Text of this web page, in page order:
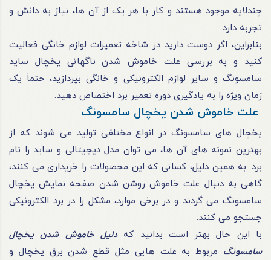
چندلایه موجود هستند و کار با هر یک از آن‌ ها، نیاز به دانش و
تجربه دارد.
بنابراین، اگر دوست دارید در شاخه تعمیرات لوازم‌ خانگی فعالیت
کنید و به بررسی علت خاموش شدن ناگهانی یخچال ساید
سامسونگ و سایر لوازم الکترونیکی و خانگی بپردازید، حتماً یک‌
زمان ویژه را به یادگیری دوره تعمیر برد اختصاص دهید.
علت خاموش شدن یخچال سامسونگ
یخچال‌ های سامسونگ در انواع مختلفی تولید می‌ شوند که از
بهترین نمونه‌ های آن‌ ها، می‌ توان مدل دیجیتالی و ساید را نام
برد. به همین دلیل، کسانی که این محصولات را خریداری می‌ کنند،
گاهی به دنبال علت خاموش روشن شدن صفحه‌ نمایش یخچال
سامسونگ می‌ گردند و در برخی موارد، مشکل را در برد الکترونیکی
جستجو می‌ کنند.
با این‌ حال بهتر است بدانید کهدلیل خاموش شدن یخچال
سامسونگ مربوط به علت‌ هایی مثل قطع‌ شدن برق یخچال و